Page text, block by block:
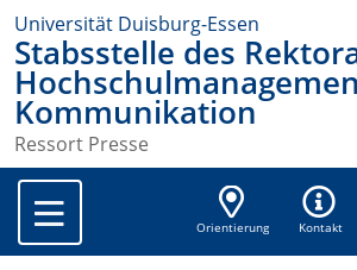
Universität Duisburg-Essen
Stabsstelle des
Kommunikation
Ressort Presse
Orientierung Kontakt